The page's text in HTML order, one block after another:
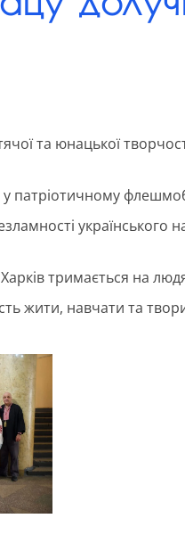
та юнацької
патріотичному
українського
тримається на
жити, навчати та